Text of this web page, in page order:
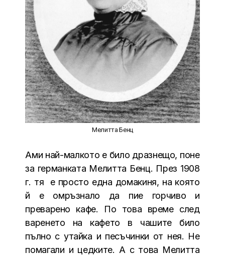
Мелитта Бенц
Ами най-малкото е било дразнещо, поне
за германката Мелитта Бенц. През 1908
г. тя е просто една домакиня, на която
й е омръзнало да пие горчиво и
преварено кафе. По това време след
варенето на кафето в чашите било
пълно с утайка и песъчинки от нея. Не
помагали и цедките. А с това Мелитта